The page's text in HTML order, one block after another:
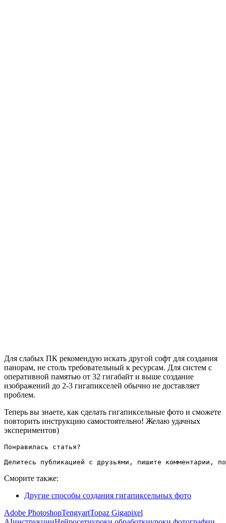
Для слабых ПК рекомендую искать другой софт для создания
панорам, не столь требовательный к ресурсам. Для систем с
оперативной памятью от 32 гигабайт и выше создание
изображений до 2-3 гигапикселей обычно не доставляет
проблем.
Теперь вы знаете, как сделать гигапиксельные фото и сможете
повторить инструкцию самостоятельно! Желаю удачных
экспериментов)
Понравилась статья?
Делитесь публикацией с друзьями, пишите комментарии,
Сморите также:
Другие способы создания гигапиксельных фото
Adobe PhotoshopTengyartTopaz Gigapixel